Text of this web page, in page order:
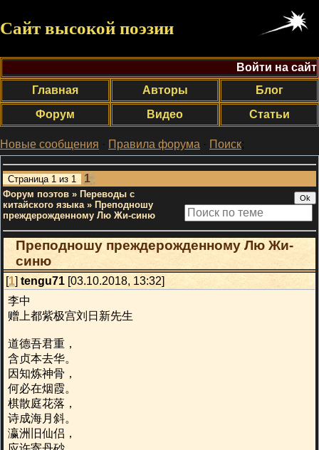
Сайт высокой поэзии
Войти на сайт
Главная
Авторы
Блог
Форум
Видео Статьи
Новые сообщения · Правила форума · Поиск;
Страница 1 из 1 1
Форум поэтов » Переводы с
китайского языка » Преподношу
преждерожденному Лю Жи-синю
Преподношу преждерожденному Лю Жи-
синю
[1] tengu71 [03.10.2018, 13:32]
李中
赠上都紫极宫刘日新先生
道德吾君重，
含贞本去华。
因知炼神骨，
何必在烟霞。
棋散庭花落，
诗成海月斜。
瀛洲旧仙侣，